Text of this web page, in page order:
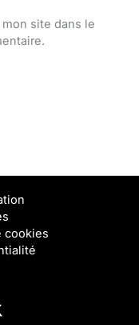
site dans le
cookies